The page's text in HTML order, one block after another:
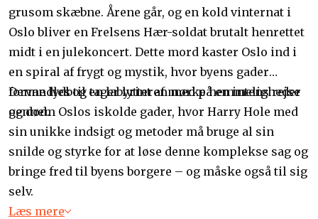
grusom skæbne. Årene går, og en kold vinternat i
Oslo bliver en Frelsens Hær-soldat brutalt henrettet
midt i en julekoncert. Dette mord kaster Oslo ind i
en spiral af frygt og mystik, hvor byens gader
forvandles til en labyrint af mørke hemmeligheder
og død.
Denne lydbog tager lytteren med på en intens rejse
gennem Oslos iskolde gader, hvor Harry Hole med
sin unikke indsigt og metoder må bruge al sin
snilde og styrke for at løse denne komplekse sag og
bringe fred til byens borgere – og måske også til sig
selv.
Læs mere